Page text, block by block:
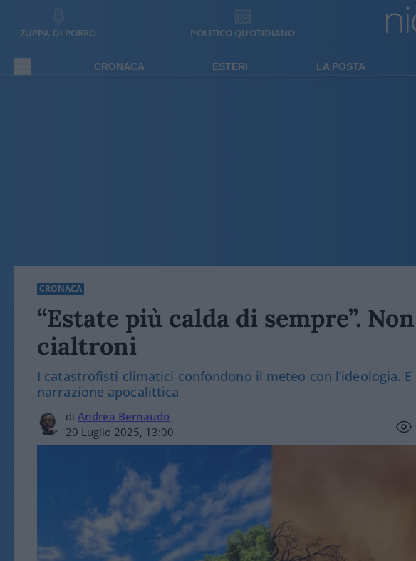
ZUPPA DI PORRO POLITICO QUOTIDIANO
CRONACA ESTERI LA POSTA
CRONACA
“Estate più calda di sempre”.
cialtroni
I catastrofisti climatici confondono il meteo con l’ideologia.
narrazione apocalittica
di Andrea Bernaudo
29 Luglio 2025, 13:00